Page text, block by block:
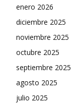
enero 2026
diciembre 2025
noviembre 2025
octubre 2025
septiembre 2025
agosto 2025
julio 2025